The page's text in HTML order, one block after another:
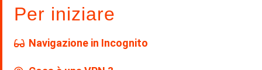
Per iniziare
Navigazione in Incognito